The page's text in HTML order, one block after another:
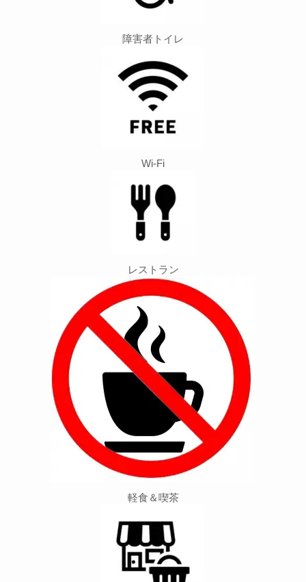
障害者トイレ
Wi-Fi
レストラン
軽食＆喫茶